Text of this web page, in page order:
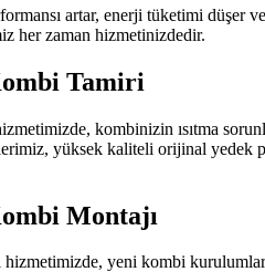
artar, enerji tüketimi düşer
her zaman hizmetinizdedir.
Tamiri
kombinizin ısıtma
yüksek kaliteli orijinal yedek
Montajı
yeni kombi